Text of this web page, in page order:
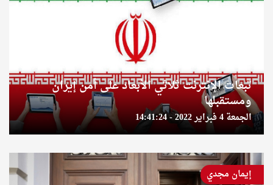
تبعات الإنترنت ثلاثي الأبعاد على أمن إيران
ومستقبلها
الجمعة 4 فبراير 2022 - 14:41:24
إيمان مجدي